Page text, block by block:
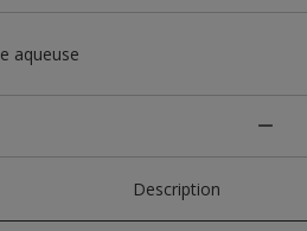
aqueuse
Description